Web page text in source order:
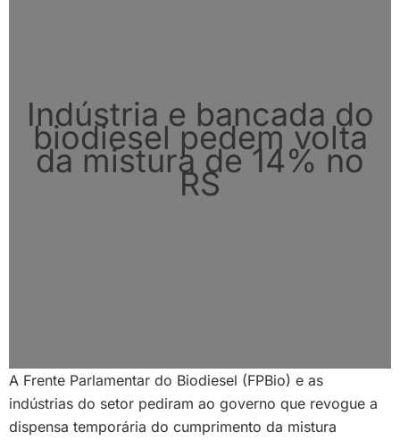
Indústria e bancada do
biodiesel pedem volta
da mistura de 14% no
RS
A Frente Parlamentar do Biodiesel (FPBio) e as
indústrias do setor pediram ao governo que revogue a
dispensa temporária do cumprimento da mistura